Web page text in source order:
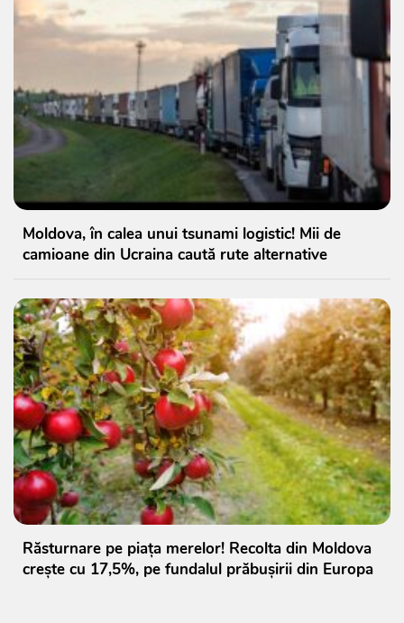
Moldova, în calea unui tsunami logistic! Mii de
camioane din Ucraina caută rute alternative
Răsturnare pe piața merelor! Recolta din Moldova
crește cu 17,5%, pe fundalul prăbușirii din Europa